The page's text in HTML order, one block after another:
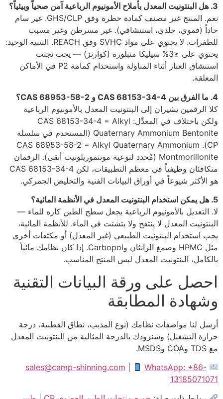
3. هل البنتونيت المعدل بأملاح الأمونيوم الرباعية آمن صحياً وبيئياً؟
نعم. المنتج غير مصنف كمادة خطرة وفق GHS/CLP. غير سام
حاداً (فموي، جلدي، استنشاقي). غير مسرطن وغير مسبب
للطفرات. لا يحتوي على مواد SVHC وفق REACH. التنبيه الوحيد:
يحتوي على ≤3% سيليكا متبلورة (كوارتز) — يجب تجنب
استنشاق الغبار أثناء المناولة واستخدام كمامة P2 في الأماكن
المغلقة.
4. ما الفرق بين CAS 68153-34-4 و CAS 68953-58-2؟
كلا الرقمين يشيران إلى البنتونيت المعدل بالأمونيوم الرباعية
ولكن باختلاف في المعدِّل: CAS 68153-34-4 = Alkyl
Quaternary Ammonium Bentonite (المستخدم في سلسلة
CP). CAS 68953-58-2 = Alkyl Quaternary Ammonium
Montmorillonite (مُحدد لنوعية مونتموريلونيت أنقى). الرقمان
متكافئان وظيفياً في معظم التطبيقات، لكن CAS 68153-34-4
هو الأكثر شيوعاً في أوراق البيانات الفنية والتخليص الجمركي.
5. هل يمكن استخدام البنتونيت المعدل في الأنظمة المائية؟
لا. التعديل بالأمونيوم الرباعية يجعل سطح الطين كاره للماء —
البنتونيت المعدل لا ينتفخ ولا يتشتت في الماء. للأنظمة المائية،
يجب استخدام البنتونيت الطبيعي (غير المعدل) أو مكثفات أخرى
مثل HPMC وصمغ الزانثان وCarbopol. إذا كان نظامك مائياً
بالكامل، البنتونيت المعدل ليس المنتج المناسب.
احصل على ورقة البيانات التقنية
وشهادة المطابقة
أرسل لنا مواصفات نظامك (نوع المذيب، نطاق القطبية، درجة
حرارة التشغيل) وسنزودك بالدرجة المثالية من البنتونيت المعدل
مع TDS وCOA وMSDS.
sales@camp-shinning.com
WhatsApp: +86-
13185071071